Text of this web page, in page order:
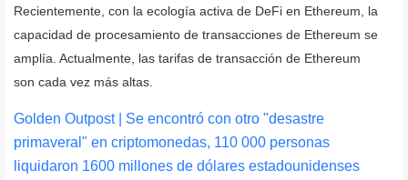
Recientemente, con la ecología activa de DeFi en Ethereum, la
capacidad de procesamiento de transacciones de Ethereum se
amplía. Actualmente, las tarifas de transacción de Ethereum
son cada vez más altas.
Golden Outpost | Se encontró con otro "desastre
primaveral" en criptomonedas, 110 000 personas
liquidaron 1600 millones de dólares estadounidenses